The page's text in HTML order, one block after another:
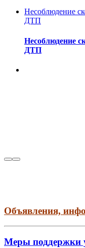
Несоблюдение
ДТП
Несоблюдение
ДТП
Объявления,
Меры поддержки